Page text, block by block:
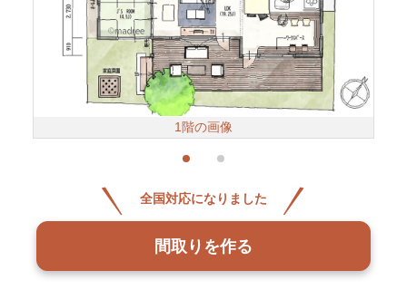
1階の画像
全国対応になりました
間取りを作る